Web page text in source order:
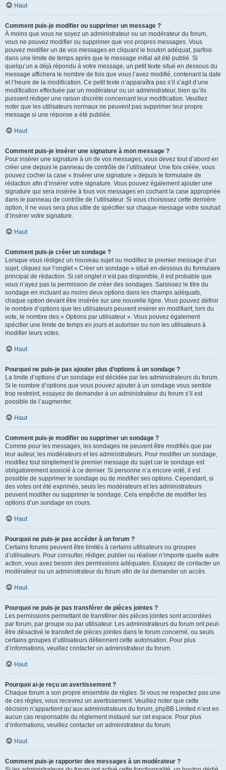
Haut
Comment puis-je modifier ou supprimer un message ?
À moins que vous ne soyez un administrateur ou un modérateur du forum,
vous ne pouvez modifier ou supprimer que vos propres messages. Vous
pouvez modifier un de vos messages en cliquant le bouton adéquat, parfois
dans une limite de temps après que le message initial ait été publié. Si
quelqu’un a déjà répondu à votre message, un petit texte situé en dessous du
message affichera le nombre de fois que vous l’avez modifié, contenant la date
et l’heure de la modification. Ce petit texte n’apparaîtra pas s’il s’agit d’une
modification effectuée par un modérateur ou un administrateur, bien qu’ils
puissent rédiger une raison discrète concernant leur modification. Veuillez
noter que les utilisateurs normaux ne peuvent pas supprimer leur propre
message si une réponse a été publiée.
Haut
Comment puis-je insérer une signature à mon message ?
Pour insérer une signature à un de vos messages, vous devez tout d’abord en
créer une depuis le panneau de contrôle de l’utilisateur. Une fois créée, vous
pouvez cocher la case « Insérer une signature » depuis le formulaire de
rédaction afin d’insérer votre signature. Vous pouvez également ajouter une
signature qui sera insérée à tous vos messages en cochant la case appropriée
dans le panneau de contrôle de l’utilisateur. Si vous choisissez cette dernière
option, il ne vous sera plus utile de spécifier sur chaque message votre souhait
d’insérer votre signature.
Haut
Comment puis-je créer un sondage ?
Lorsque vous rédigez un nouveau sujet ou modifiez le premier message d’un
sujet, cliquez sur l’onglet « Créer un sondage » situé en-dessous du formulaire
principal de rédaction. Si cet onglet n’est pas disponible, il est probable que
vous n’ayez pas la permission de créer des sondages. Saisissez le titre du
sondage en incluant au moins deux options dans les champs adéquats,
chaque option devant être insérée sur une nouvelle ligne. Vous pouvez définir
le nombre d’options que les utilisateurs peuvent insérer en modifiant, lors du
vote, le nombre des « Options par utilisateur ». Vous pouvez également
spécifier une limite de temps en jours et autoriser ou non les utilisateurs à
modifier leurs votes.
Haut
Pourquoi ne puis-je pas ajouter plus d’options à un sondage ?
La limite d’options d’un sondage est décidée par les administrateurs du forum.
Si le nombre d’options que vous pouvez ajouter à un sondage vous semble
trop restreint, essayez de demander à un administrateur du forum s’il est
possible de l’augmenter.
Haut
Comment puis-je modifier ou supprimer un sondage ?
Comme pour les messages, les sondages ne peuvent être modifiés que par
leur auteur, les modérateurs et les administrateurs. Pour modifier un sondage,
modifiez tout simplement le premier message du sujet car le sondage est
obligatoirement associé à ce dernier. Si personne n’a encore voté, il est
possible de supprimer le sondage ou de modifier ses options. Cependant, si
des votes ont été exprimés, seuls les modérateurs et les administrateurs
peuvent modifier ou supprimer le sondage. Cela empêche de modifier les
options d’un sondage en cours.
Haut
Pourquoi ne puis-je pas accéder à un forum ?
Certains forums peuvent être limités à certains utilisateurs ou groupes
d’utilisateurs. Pour consulter, rédiger, publier ou réaliser n’importe quelle autre
action, vous avez besoin des permissions adéquates. Essayez de contacter un
modérateur ou un administrateur du forum afin de lui demander un accès.
Haut
Pourquoi ne puis-je pas transférer de pièces jointes ?
Les permissions permettant de transférer des pièces jointes sont accordées
par forum, par groupe ou par utilisateur. Les administrateurs du forum ont peut-
être désactivé le transfert de pièces jointes dans le forum concerné, ou seuls
certains groupes d’utilisateurs détiennent cette autorisation. Pour plus
d’informations, veuillez contacter un administrateur du forum.
Haut
Pourquoi ai-je reçu un avertissement ?
Chaque forum a son propre ensemble de règles. Si vous ne respectez pas une
de ces règles, vous recevrez un avertissement. Veuillez noter que cette
décision n’appartient qu’aux administrateurs du forum, phpBB Limited n’est en
aucun cas responsable du règlement instauré sur cet espace. Pour plus
d’informations, veuillez contacter un administrateur du forum.
Haut
Comment puis-je rapporter des messages à un modérateur ?